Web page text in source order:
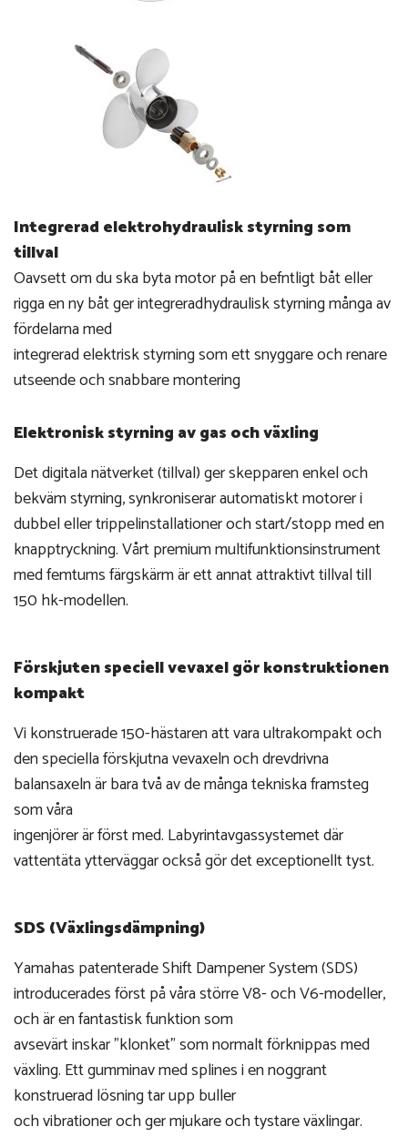
Integrerad elektrohydraulisk styrning som
tillval
Oavsett om du ska byta motor på en befntligt båt eller
rigga en ny båt ger integreradhydraulisk styrning många av
fördelarna med
integrerad elektrisk styrning som ett snyggare och renare
utseende och snabbare montering
Elektronisk styrning av gas och växling
Det digitala nätverket (tillval) ger skepparen enkel och
bekväm styrning, synkroniserar automatiskt motorer i
dubbel eller trippelinstallationer och start/stopp med en
knapptryckning. Vårt premium multifunktionsinstrument
med femtums färgskärm är ett annat attraktivt tillval till
150 hk-modellen.
Förskjuten speciell vevaxel gör konstruktionen
kompakt
Vi konstruerade 150-hästaren att vara ultrakompakt och
den speciella förskjutna vevaxeln och drevdrivna
balansaxeln är bara två av de många tekniska framsteg
som våra
ingenjörer är först med. Labyrintavgassystemet där
vattentäta ytterväggar också gör det exceptionellt tyst.
SDS (Växlingsdämpning)
Yamahas patenterade Shift Dampener System (SDS)
introducerades först på våra större V8- och V6-modeller,
och är en fantastisk funktion som
avsevärt inskar "klonket" som normalt förknippas med
växling. Ett gumminav med splines i en noggrant
konstruerad lösning tar upp buller
och vibrationer och ger mjukare och tystare växlingar.